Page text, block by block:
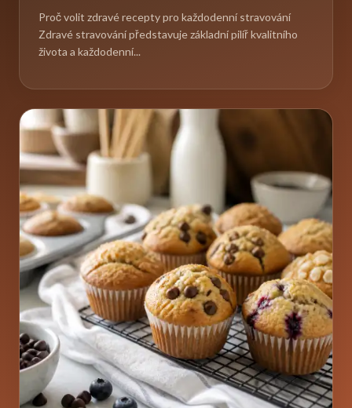
Proč volit zdravé recepty pro každodenní stravování
Zdravé stravování představuje základní pilíř kvalitního
života a každodenní...